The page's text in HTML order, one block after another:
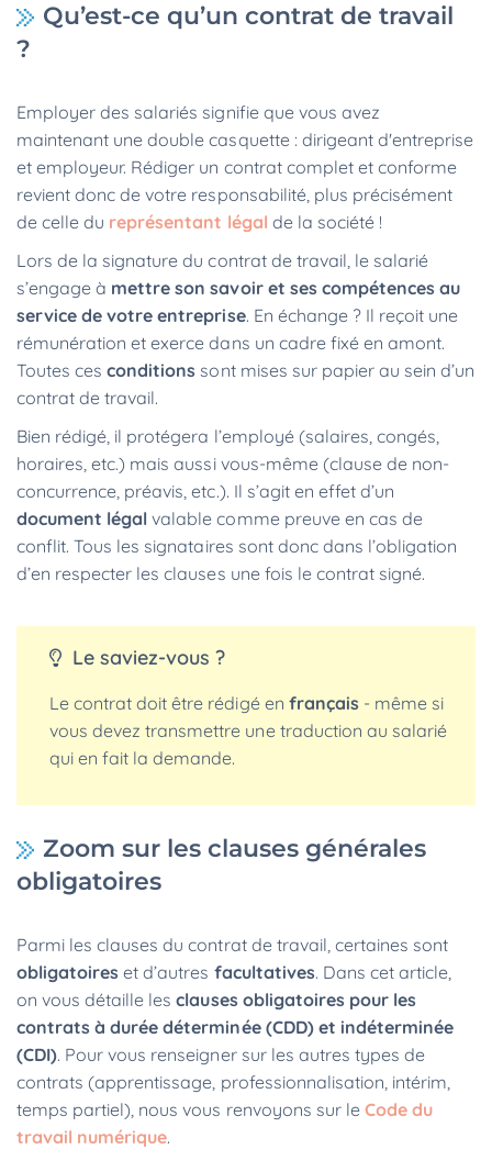
Qu’est-ce qu’un contrat de travail
?
Employer des salariés signifie que vous avez
maintenant une double casquette : dirigeant d'entreprise
et employeur. Rédiger un contrat complet et conforme
revient donc de votre responsabilité, plus précisément
de celle du représentant légal de la société !
Lors de la signature du contrat de travail, le salarié
s’engage à mettre son savoir et ses compétences au
service de votre entreprise. En échange ? Il reçoit une
rémunération et exerce dans un cadre fixé en amont.
Toutes cesconditionssont mises sur papier au sein d’un
contrat de travail.
Bien rédigé, il protégera l’employé (salaires, congés,
horaires, etc.) mais aussi vous-même (clause de non-
concurrence, préavis, etc.). Il s’agit en effet d’un
document légal valable comme preuve en cas de
conflit. Tous les signataires sont donc dans l’obligation
d’en respecter les clauses une fois le contrat signé.
Le saviez-vous ?
Le contrat doit être rédigé en français - même si
vous devez transmettre une traduction au salarié
qui en fait la demande.
Zoom sur les clauses générales
obligatoires
Parmi les clauses du contrat de travail, certaines sont
obligatoireset d’autres facultatives. Dans cet article,
on vous détaille lesclauses obligatoires pour les
contrats à durée déterminée (CDD) et indéterminée
(CDI). Pour vous renseigner sur les autres types de
contrats (apprentissage, professionnalisation, intérim,
temps partiel), nous vous renvoyons sur le Code du
travail numérique.